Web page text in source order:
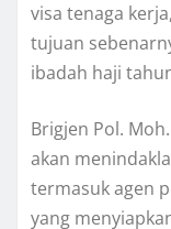
visa tenaga
tujuan
ibadah haji
Brigjen Pol.
akan
termasuk agen
yang